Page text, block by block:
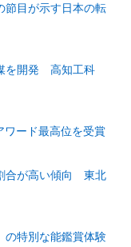
目が示す日本の転
を開発 高知工科
ワード最高位を受賞
合が高い傾向 東北
の特別な能鑑賞体験